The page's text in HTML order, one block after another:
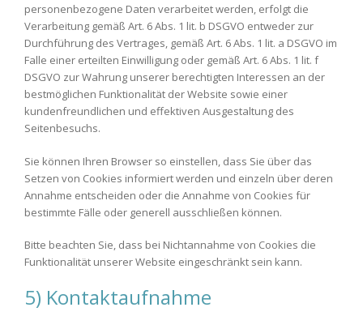
personenbezogene Daten verarbeitet werden, erfolgt die
Verarbeitung gemäß Art. 6 Abs. 1 lit. b DSGVO entweder zur
Durchführung des Vertrages, gemäß Art. 6 Abs. 1 lit. a DSGVO im
Falle einer erteilten Einwilligung oder gemäß Art. 6 Abs. 1 lit. f
DSGVO zur Wahrung unserer berechtigten Interessen an der
bestmöglichen Funktionalität der Website sowie einer
kundenfreundlichen und effektiven Ausgestaltung des
Seitenbesuchs.
Sie können Ihren Browser so einstellen, dass Sie über das
Setzen von Cookies informiert werden und einzeln über deren
Annahme entscheiden oder die Annahme von Cookies für
bestimmte Fälle oder generell ausschließen können.
Bitte beachten Sie, dass bei Nichtannahme von Cookies die
Funktionalität unserer Website eingeschränkt sein kann.
5) Kontaktaufnahme